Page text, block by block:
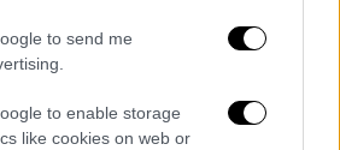
to send me
to enable storage
like cookies on web or
άμεσα με δική σας ευθύνη. Το